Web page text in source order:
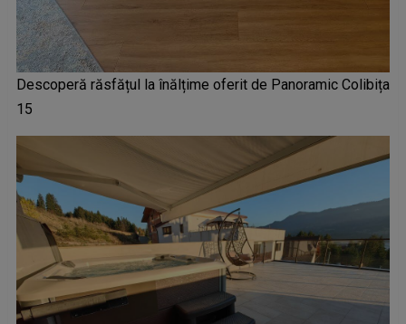
Descoperă răsfățul la înălțime oferit de Panoramic Colibița
15